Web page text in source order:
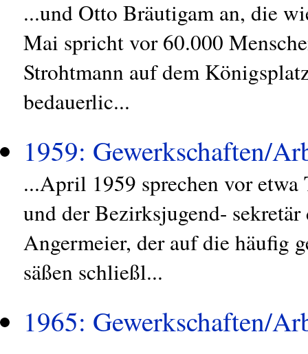
...und Otto Bräutigam an, die
Mai spricht vor 60.000
Strohtmann auf dem
bedauerlic...
1959: Gewerkschaften/
...April 1959 sprechen vor etwa
und der Bezirksjugend-
Angermeier, der auf die häufig
säßen schließl...
1965: Gewerkschaften/